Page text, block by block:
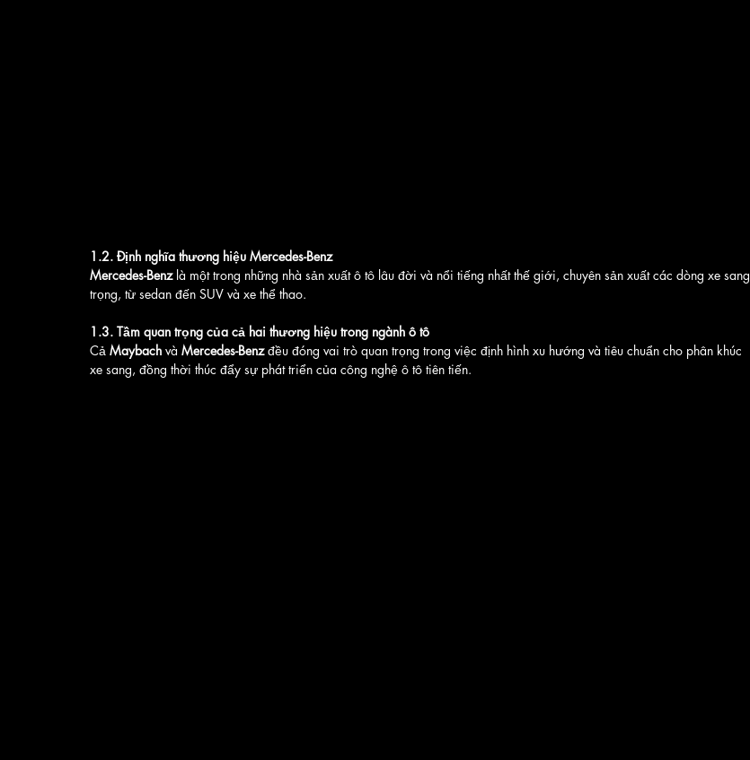
1.2. Định nghĩa thương hiệu Mercedes-Benz
Mercedes-Benz là một trong những nhà sản xuất ô tô lâu đời và nổi tiếng nhất thế giới, chuyên sản xuất các dòng xe sang
trọng, từ sedan đến SUV và xe thể thao.
1.3. Tầm quan trọng của cả hai thương hiệu trong ngành ô tô
Cả Maybach và Mercedes-Benz đều đóng vai trò quan trọng trong việc định hình xu hướng và tiêu chuẩn cho phân khúc
xe sang, đồng thời thúc đẩy sự phát triển của công nghệ ô tô tiên tiến.